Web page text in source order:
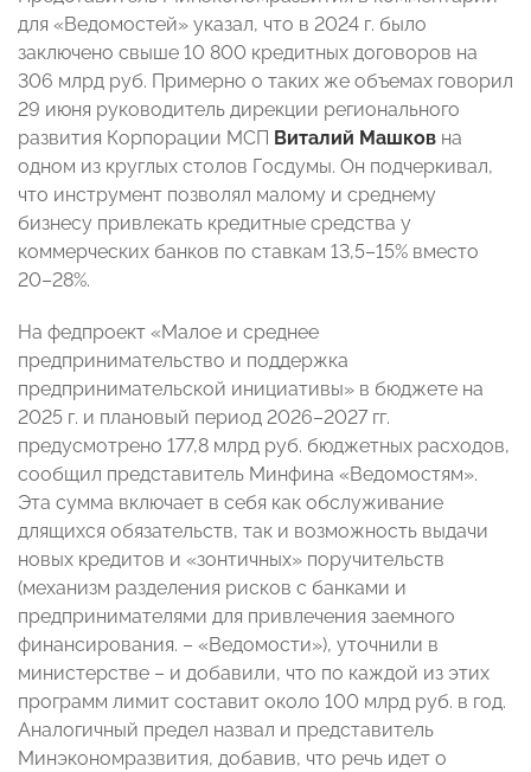
для «Ведомостей» указал, что в 2024 г. было
заключено свыше 10 800 кредитных договоров на
306 млрд руб. Примерно о таких же объемах говорил
29 июня руководитель дирекции регионального
развития Корпорации МСП Виталий Машков на
одном из круглых столов Госдумы. Он подчеркивал,
что инструмент позволял малому и среднему
бизнесу привлекать кредитные средства у
коммерческих банков по ставкам 13,5–15% вместо
20–28%.
На федпроект «Малое и среднее
предпринимательство и поддержка
предпринимательской инициативы» в бюджете на
2025 г. и плановый период 2026–2027 гг.
предусмотрено 177,8 млрд руб. бюджетных расходов,
сообщил представитель Минфина «Ведомостям».
Эта сумма включает в себя как обслуживание
длящихся обязательств, так и возможность выдачи
новых кредитов и «зонтичных» поручительств
(механизм разделения рисков с банками и
предпринимателями для привлечения заемного
финансирования. – «Ведомости»), уточнили в
министерстве – и добавили, что по каждой из этих
программ лимит составит около 100 млрд руб. в год.
Аналогичный предел назвал и представитель
Минэкономразвития, добавив, что речь идет о